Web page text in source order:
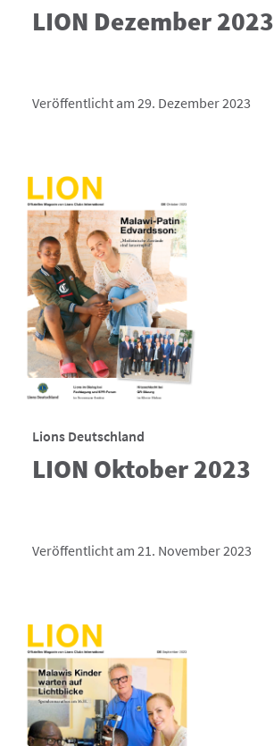
LION Dezember 2023
Veröffentlicht am 29. Dezember 2023
Lions Deutschland
LION Oktober 2023
Veröffentlicht am 21. November 2023